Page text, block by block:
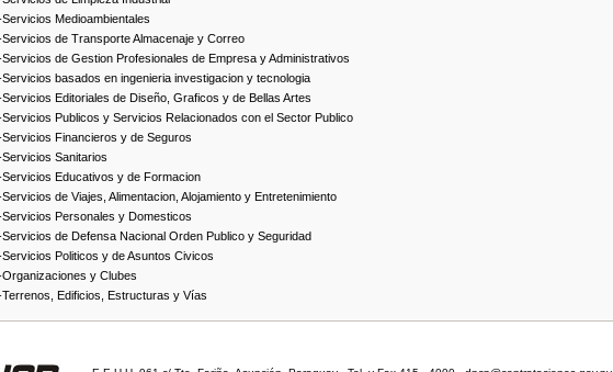
Medioambientales
de Transporte Almacenaje y Correo
de Gestion Profesionales de Empresa y Administrativos
basados en ingenieria investigacion y tecnologia
Editoriales de Diseño, Graficos y de Bellas Artes
Publicos y Servicios Relacionados con el Sector Publico
Financieros y de Seguros
Sanitarios
Educativos y de Formacion
de Viajes, Alimentacion, Alojamiento y Entretenimiento
Personales y Domesticos
de Defensa Nacional Orden Publico y Seguridad
Politicos y de Asuntos Civicos
y Clubes
Edificios, Estructuras y Vías